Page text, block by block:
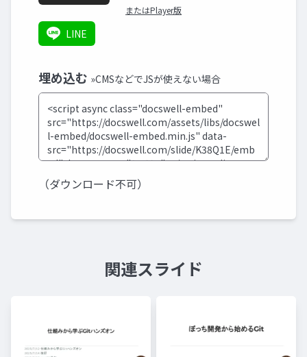
またはPlayer版
LINE
埋め込む »CMSなどでJSが使えない場合
（ダウンロード不可）
関連スライド